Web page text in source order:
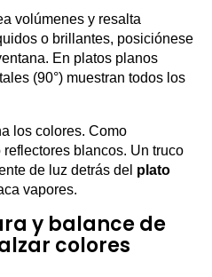
volúmenes y resalta
o brillantes, posiciónese
En platos planos
(90°) muestran todos los
los colores. Como
blancos. Un truco
de luz detrás del plato
vapores.
y balance de
colores